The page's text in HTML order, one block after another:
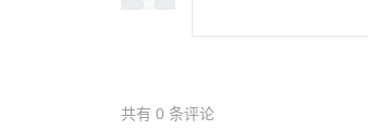
共有 0 条评论